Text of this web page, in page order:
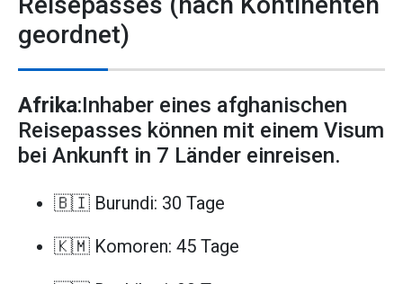
geordnet)
Afrika:Inhaber eines afghanischen
Reisepasses können mit einem Visum
bei Ankunft in 7 Länder einreisen.
🇧🇮 Burundi: 30 Tage
🇰🇲 Komoren: 45 Tage